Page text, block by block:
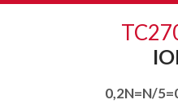
0,2N=N/